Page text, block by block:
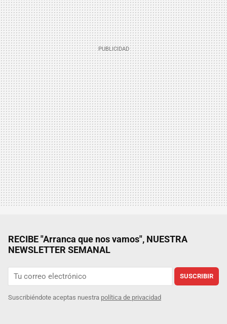
RECIBE "Arranca que nos vamos", NUESTRA
NEWSLETTER SEMANAL
SUSCRIBIR
Suscribiéndote aceptas nuestra política de privacidad